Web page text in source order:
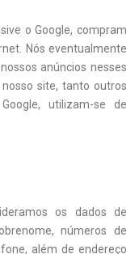
o Google, compram
Nós eventualmente
anúncios nesses
site, tanto outros
utilizam-se de
os dados de
números de
além de endereço